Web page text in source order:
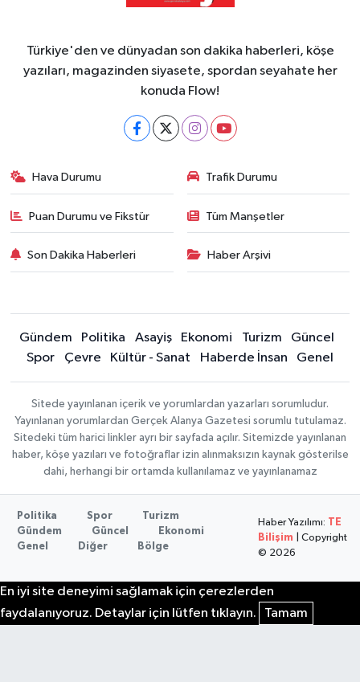
Türkiye'den ve dünyadan son dakika haberleri, köşe
yazıları, magazinden siyasete, spordan seyahate her
konuda Flow!
Hava Durumu Trafik Durumu
Puan Durumu ve Fikstür Tüm Manşetler
Son Dakika Haberleri Haber Arşivi
Gündem Politika Asayiş Ekonomi Turizm
Güncel
Spor
Çevre Kültür - Sanat Haberde İnsan Genel
Sitede yayınlanan içerik ve yorumlardan yazarları sorumludur.
Yayınlanan yorumlardan Gerçek Alanya Gazetesi sorumlu tutulamaz.
Sitedeki tüm harici linkler ayrı bir sayfada açılır. Sitemizde yayınlanan
haber, köşe yazıları ve fotoğraflar izin alınmaksızın kaynak gösterilse
dahi, herhangi bir ortamda kullanılamaz ve yayınlanamaz
Politika Spor
Turizm
Gündem
Güncel
Ekonomi
Genel
Diğer Bölge
Haber Yazılımı:
TE
Bilişim | Copyright
© 2026
En iyi site deneyimi sağlamak için çerezlerden
faydalanıyoruz. Detaylar için lütfen tıklayın.
Tamam